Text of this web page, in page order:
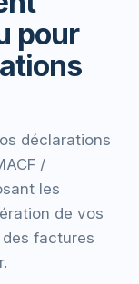
pour
déclarations
/
les
de vos
factures